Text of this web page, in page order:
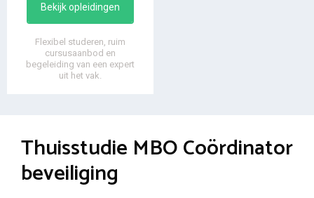
Bekijk opleidingen
Flexibel studeren, ruim
cursusaanbod en
begeleiding van een expert
uit het vak.
Thuisstudie MBO Coördinator
beveiliging